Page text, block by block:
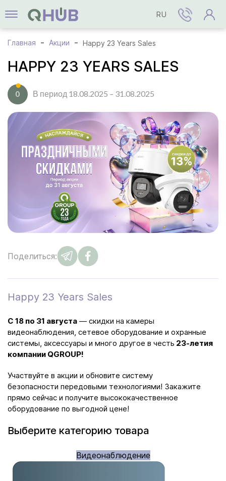
RU
Главная Акции Happy 23 Years Sales
HAPPY 23 YEARS SALES
0 В период 18.08.2025 – 31.08.2025
Поделиться:
Happy 23 Years Sales
С 18 по 31 августа — скидки на камеры
видеонаблюдения, сетевое оборудование и охранные
системы, аксессуары и много другое в честь 23-летия
компании QGROUP!
Участвуйте в акции и обновите систему
безопасности передовыми технологиями! Закажите
прямо сейчас и получите высококачественное
оборудование по выгодной цене!
Выберите категорию товара
Видеонаблюдение